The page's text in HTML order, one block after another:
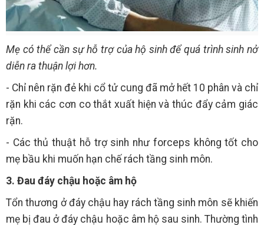
Mẹ có thể cần sự hỗ trợ của hộ sinh để quá trình sinh nở
diễn ra thuận lợi hơn.
- Chỉ nên rặn đẻ khi cổ tử cung đã mở hết 10 phân và chỉ
rặn khi các cơn co thắt xuất hiện và thúc đẩy cảm giác
rặn.
- Các thủ thuật hỗ trợ sinh như forceps không tốt cho
mẹ bầu khi muốn hạn chế rách tầng sinh môn.
3. Đau đáy chậu hoặc âm hộ
Tổn thương ở đáy chậu hay rách tầng sinh môn sẽ khiến
mẹ bị đau ở đáy chậu hoặc âm hộ sau sinh. Thường tình